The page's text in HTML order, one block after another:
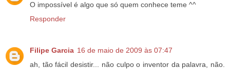
O impossível é algo que só quem conhece teme ^^
Responder
Filipe Garcia 16 de maio de 2009 às 07:47
ah, tão fácil desistir... não culpo o inventor da palavra, não.